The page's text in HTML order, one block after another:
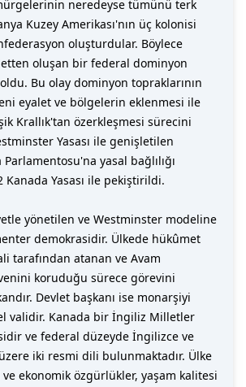
neredeyse tümünü terk
Kuzey Amerikası'nın üç kolonisi
oluşturdular. Böylece
oluşan bir federal dominyon
Bu olay dominyon topraklarının
eyalet ve bölgelerin eklenmesi ile
Krallık'tan özerkleşmesi sürecini
Yasası ile genişletilen
yasal bağlılığı
Kanada Yasası ile pekiştirildi.
yönetilen ve Westminster modeline
demokrasidir. Ülkede hükûmet
tarafından atanan ve Avam
koruduğu sürece görevini
Devlet başkanı ise monarşiyi
validir. Kanada bir İngiliz Milletler
ve federal düzeyde İngilizce ve
iki resmi dili bulunmaktadır. Ülke
ekonomik özgürlükler, yaşam kalitesi